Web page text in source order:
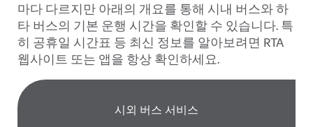
마다 다르지만 아래의 개요를 통해 시내 버스와 하
타 버스의 기본 운행 시간을 확인할 수 있습니다. 특
히 공휴일 시간표 등 최신 정보를 알아보려면 RTA
웹사이트 또는 앱을 항상 확인하세요.
시외 버스 서비스